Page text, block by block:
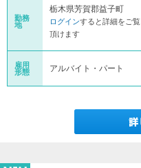
勤務
地
栃木県芳賀郡益子町
ログインすると詳細をご覧
頂けます
雇用
形態
アルバイト・パート